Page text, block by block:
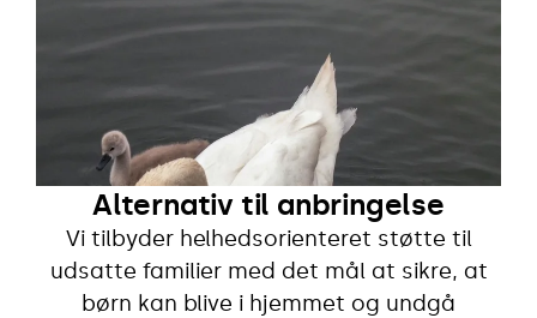
Alternativ til anbringelse
Vi tilbyder helhedsorienteret støtte til
udsatte familier med det mål at sikre, at
børn kan blive i hjemmet og undgå